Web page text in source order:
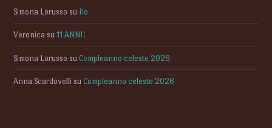
Simona Lorusso su Ilo
Veronica su11 ANNI!
Simona Lorusso su Compleanno celeste 2026
Anna Scardovelli su Compleanno celeste 2026